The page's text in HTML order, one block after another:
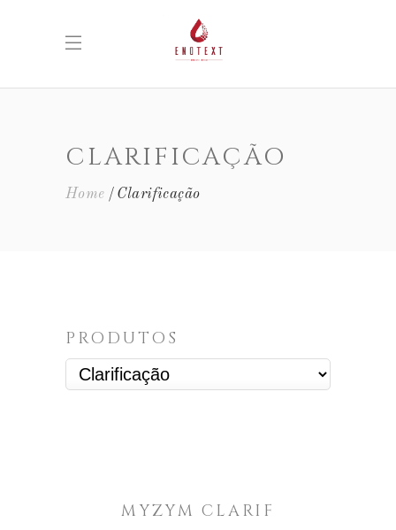
CLARIFICAÇÃO
Home Clarificação
PRODUTOS
MYZYM CLARIF